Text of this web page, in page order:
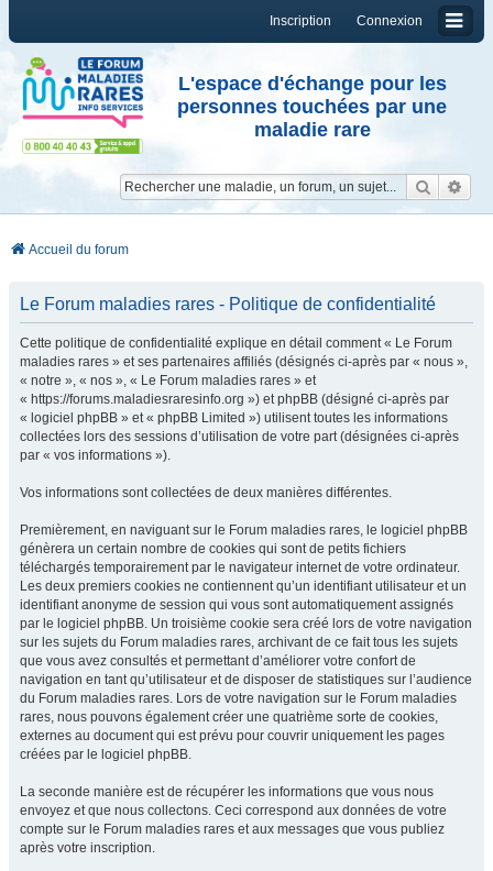
Connexion
Inscription
L'espace d'échange pour les
personnes touchées par une
maladie rare
Accueil du forum
Le Forum maladies rares - Politique de confidentialité
Cette politique de confidentialité explique en détail comment « Le Forum
maladies rares » et ses partenaires affiliés (désignés ci-après par « nous »,
« notre », « nos », « Le Forum maladies rares » et
« https://forums.maladiesraresinfo.org ») et phpBB (désigné ci-après par
« logiciel phpBB » et « phpBB Limited ») utilisent toutes les informations
collectées lors des sessions d’utilisation de votre part (désignées ci-après
par « vos informations »).
Vos informations sont collectées de deux manières différentes.
Premièrement, en naviguant sur le Forum maladies rares, le logiciel phpBB
génèrera un certain nombre de cookies qui sont de petits fichiers
téléchargés temporairement par le navigateur internet de votre ordinateur.
Les deux premiers cookies ne contiennent qu’un identifiant utilisateur et un
identifiant anonyme de session qui vous sont automatiquement assignés
par le logiciel phpBB. Un troisième cookie sera créé lors de votre navigation
sur les sujets du Forum maladies rares, archivant de ce fait tous les sujets
que vous avez consultés et permettant d’améliorer votre confort de
navigation en tant qu’utilisateur et de disposer de statistiques sur l’audience
du Forum maladies rares. Lors de votre navigation sur le Forum maladies
rares, nous pouvons également créer une quatrième sorte de cookies,
externes au document qui est prévu pour couvrir uniquement les pages
créées par le logiciel phpBB.
La seconde manière est de récupérer les informations que vous nous
envoyez et que nous collectons. Ceci correspond aux données de votre
compte sur le Forum maladies rares et aux messages que vous publiez
après votre inscription.